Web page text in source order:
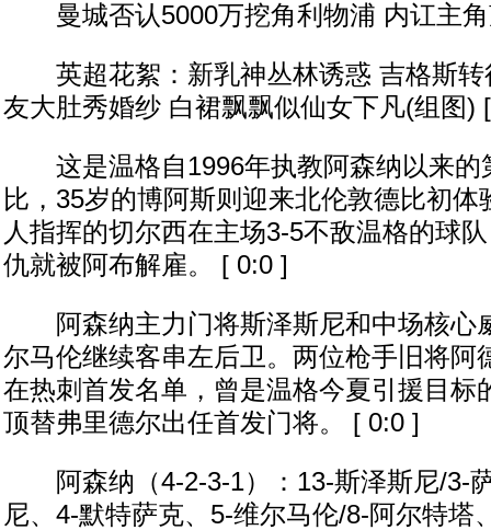
曼城否认5000万挖角利物浦 内讧主角
英超花絮：新乳神丛林诱惑 吉格斯转
友大肚秀婚纱 白裙飘飘似仙女下凡(组图)
这是温格自1996年执教阿森纳以来的
比，35岁的博阿斯则迎来北伦敦德比初体
人指挥的切尔西在主场3-5不敌温格的球
仇就被阿布解雇。 [ 0:0 ]
阿森纳主力门将斯泽斯尼和中场核心
尔马伦继续客串左后卫。两位枪手旧将阿
在热刺首发名单，曾是温格今夏引援目标
顶替弗里德尔出任首发门将。 [ 0:0 ]
阿森纳（4-2-3-1）：13-斯泽斯尼/3-
尼、4-默特萨克、5-维尔马伦/8-阿尔特塔